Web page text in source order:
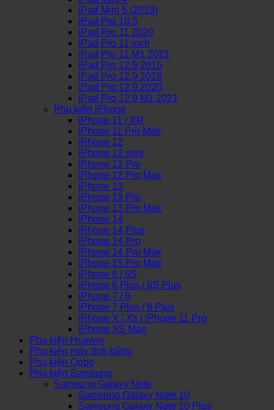
iPad Mini 5 (2019)
iPad Pro 10.5
iPad Pro 11 2020
iPad Pro 11 inch
iPad Pro 11 M1 2021
iPad Pro 12.9 2015
iPad Pro 12.9 2018
iPad Pro 12.9 2020
iPad Pro 12.9 M1 2021
Phụ kiện iPhone
iPhone 11 / XR
iPhone 11 Pro Max
iPhone 12
iPhone 12 mini
iPhone 12 Pro
iPhone 12 Pro Max
iPhone 13
iPhone 13 Pro
iPhone 13 Pro Max
iPhone 14
iPhone 14 Plus
iPhone 14 Pro
iPhone 14 Pro Max
iPhone 15 Pro Max
iPhone 6 / 6S
iPhone 6 Plus / 6S Plus
iPhone 7 / 8
iPhone 7 Plus / 8 Plus
iPhone X / Xs / iPhone 11 Pro
iPhone XS Max
Phụ kiện Huawei
Phụ kiện máy tính bảng
Phụ kiện Oppo
Phụ kiện Samsung
Samsung Galaxy Note
Samsung Galaxy Note 10
Samsung Galaxy Note 10 Plus